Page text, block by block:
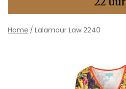
-
Bubbles
Home Lalamour Law 2240